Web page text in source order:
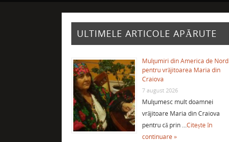
ULTIMELE ARTICOLE APĂRUTE
Mulţumiri din America de Nord
pentru vrăjitoarea Maria din
Craiova
7 august 2026
Mulţumesc mult doamnei
vrăjitoare Maria din Craiova
pentru că prin …Citește în
continuare »